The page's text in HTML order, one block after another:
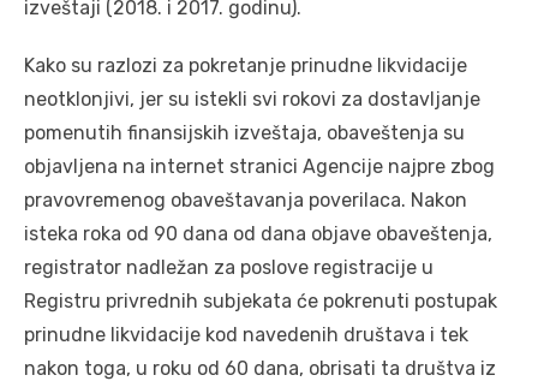
izveštaji (2018. i 2017. godinu).
Kako su razlozi za pokretanje prinudne likvidacije
neotklonjivi, jer su istekli svi rokovi za dostavljanje
pomenutih finansijskih izveštaja, obaveštenja su
objavljena na internet stranici Agencije najpre zbog
pravovremenog obaveštavanja poverilaca. Nakon
isteka roka od 90 dana od dana objave obaveštenja,
registrator nadležan za poslove registracije u
Registru privrednih subjekata će pokrenuti postupak
prinudne likvidacije kod navedenih društava i tek
nakon toga, u roku od 60 dana, obrisati ta društva iz